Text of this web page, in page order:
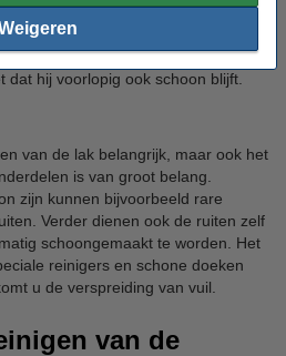
gepolisht, gewaxt én
keurig schoon, zijn oneffenheden
tegen invloeden van
dat hij voorlopig ook schoon blijft.
van de lak belangrijk, maar ook het
is van groot belang.
zijn kunnen bijvoorbeeld rare
Verder dienen ook de ruiten zelf
schoongemaakt te worden. Het
reinigers en schone doeken
u de verspreiding van vuil.
van de